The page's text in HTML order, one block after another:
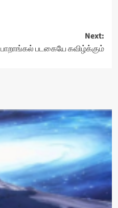
Next:
பாறாங்கல் படகையே கவிழ்க்கும்